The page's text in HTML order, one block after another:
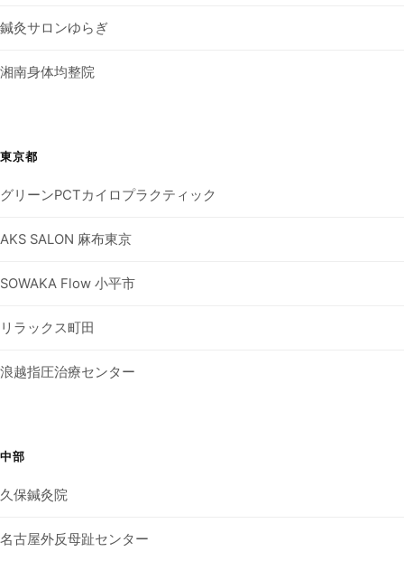
鍼灸サロンゆらぎ
湘南身体均整院
東京都
グリーンPCTカイロプラクティック
AKS SALON 麻布東京
SOWAKA Flow 小平市
リラックス町田
浪越指圧治療センター
中部
久保鍼灸院
名古屋外反母趾センター